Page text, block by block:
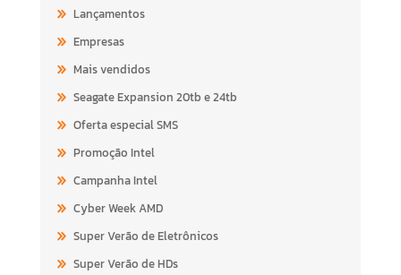
Lançamentos
Empresas
Mais vendidos
Seagate Expansion 20tb e 24tb
Oferta especial SMS
Promoção Intel
Campanha Intel
Cyber Week AMD
Super Verão de Eletrônicos
Super Verão de HDs